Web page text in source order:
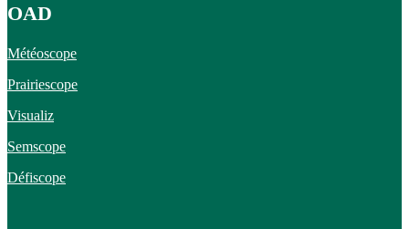
OAD
Météoscope
Prairiescope
Visualiz
Semscope
Défiscope